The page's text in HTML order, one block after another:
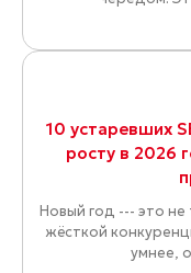
10 устаревших
росту в 2026
Новый год --- это не
жёсткой
умнее,